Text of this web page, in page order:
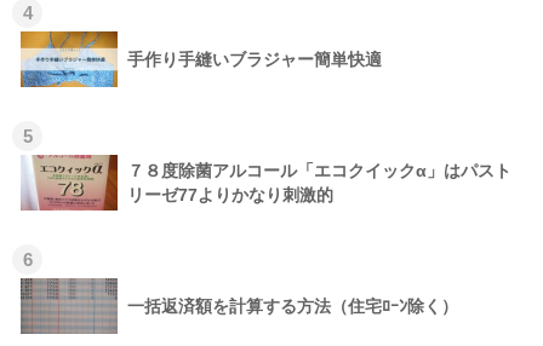
4
手作り手縫いブラジャー簡単快適
5
７８度除菌アルコール「エコクイックα」はパスト
リーゼ77よりかなり刺激的
6
一括返済額を計算する方法（住宅ﾛｰﾝ除く）